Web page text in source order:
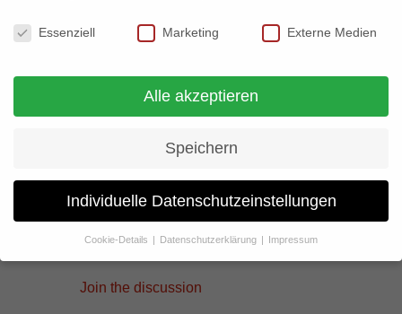
Join the discussion
Datenschutzeinstellungen
Essenziell Marketing Externe Medien
Alle akzeptieren
Speichern
Individuelle Datenschutzeinstellungen
Cookie-Details Datenschutzerklärung Impressum
Datenschutzeinstellungen
Wenn Sie unter 16 Jahre alt sind und Ihre Zustimmung zu